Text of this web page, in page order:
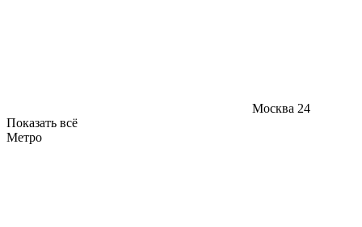
Москва 24
Показать всё
Метро